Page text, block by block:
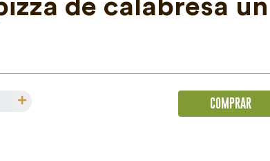
de calabresa un
COMPRAR